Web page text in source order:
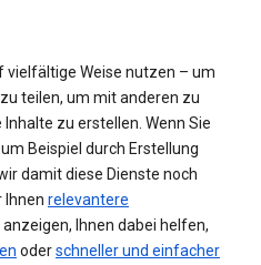
vielfältige Weise nutzen – um
teilen, um mit anderen zu
zu erstellen. Wenn Sie
Beispiel durch Erstellung
damit diese Dienste noch
Ihnen relevantere
Ihnen dabei helfen,
oderschneller und einfacher